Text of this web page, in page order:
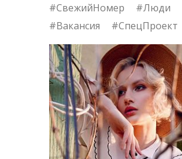
#СвежийНомер #Люди
#Вакансия
#СпецПроект